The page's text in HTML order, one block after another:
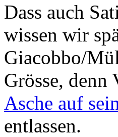
Dass auch
wissen wir
Giacobbo/
Grösse,
Asche auf
entlassen.